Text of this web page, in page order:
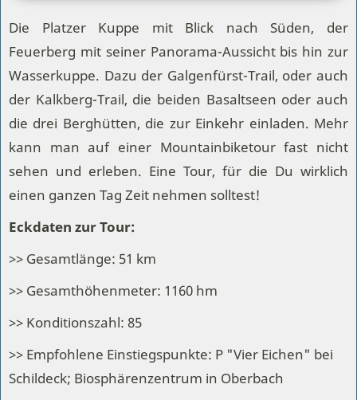
Die Platzer Kuppe mit Blick nach Süden, der
Feuerberg mit seiner Panorama-Aussicht bis hin zur
Wasserkuppe. Dazu der Galgenfürst-Trail, oder auch
der Kalkberg-Trail, die beiden Basaltseen oder auch
die drei Berghütten, die zur Einkehr einladen. Mehr
kann man auf einer Mountainbiketour fast nicht
sehen und erleben. Eine Tour, für die Du wirklich
einen ganzen Tag Zeit nehmen solltest!
Eckdaten zur Tour:
>> Gesamtlänge: 51 km
>> Gesamthöhenmeter: 1160 hm
>> Konditionszahl: 85
>> Empfohlene Einstiegspunkte: P "Vier Eichen" bei
Schildeck; Biosphärenzentrum in Oberbach